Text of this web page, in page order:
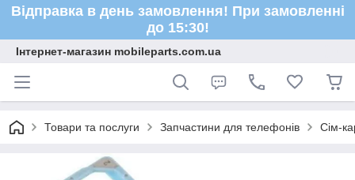
Відправка в день замовлення! При замовленні
до 15:30!
Інтернет-магазин mobileparts.com.ua
Товари та послуги Запчастини для телефонів Сім-